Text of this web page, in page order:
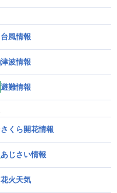
台風情報
津波情報
避難情報
さくら開花情報
あじさい情報
花火天気